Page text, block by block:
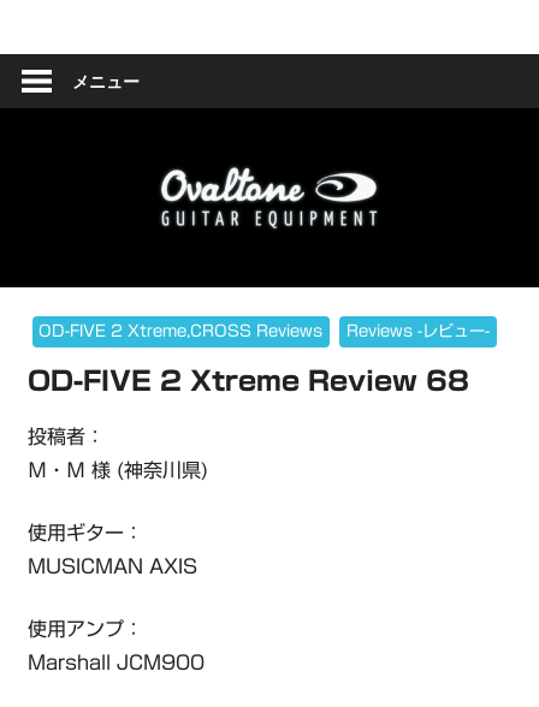
ン
Ovaltone
-
handmade
effect
メニュー
OD-FIVE 2 Xtreme,CROSS Reviews Reviews -レビュー-
OD-FIVE 2 Xtreme Review 68
投稿者：
Ｍ・Ｍ 様 (神奈川県)
使用ギター：
MUSICMAN AXIS
使用アンプ：
Marshall JCM900